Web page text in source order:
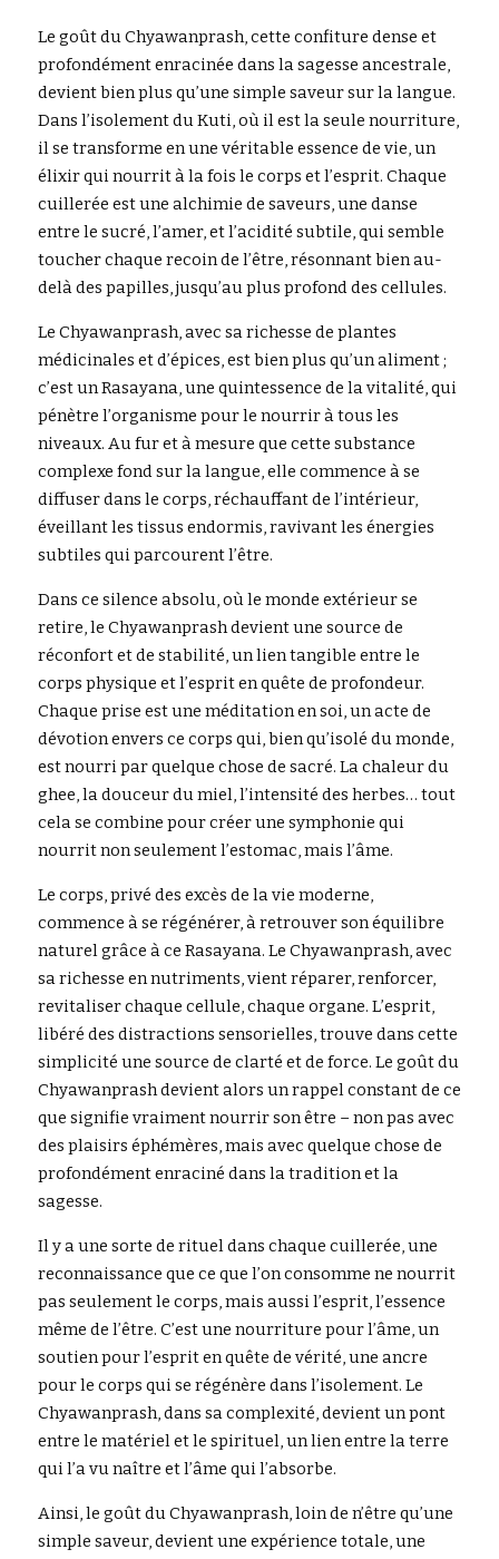
Le goût du Chyawanprash, cette confiture dense et
profondément enracinée dans la sagesse ancestrale,
devient bien plus qu’une simple saveur sur la langue.
Dans l’isolement du Kuti, où il est la seule nourriture,
il se transforme en une véritable essence de vie, un
élixir qui nourrit à la fois le corps et l’esprit. Chaque
cuillerée est une alchimie de saveurs, une danse
entre le sucré, l’amer, et l’acidité subtile, qui semble
toucher chaque recoin de l’être, résonnant bien au-
delà des papilles, jusqu’au plus profond des cellules.
Le Chyawanprash, avec sa richesse de plantes
médicinales et d’épices, est bien plus qu’un aliment ;
c’est un Rasayana, une quintessence de la vitalité, qui
pénètre l’organisme pour le nourrir à tous les
niveaux. Au fur et à mesure que cette substance
complexe fond sur la langue, elle commence à se
diffuser dans le corps, réchauffant de l’intérieur,
éveillant les tissus endormis, ravivant les énergies
subtiles qui parcourent l’être.
Dans ce silence absolu, où le monde extérieur se
retire, le Chyawanprash devient une source de
réconfort et de stabilité, un lien tangible entre le
corps physique et l’esprit en quête de profondeur.
Chaque prise est une méditation en soi, un acte de
dévotion envers ce corps qui, bien qu’isolé du monde,
est nourri par quelque chose de sacré. La chaleur du
ghee, la douceur du miel, l’intensité des herbes… tout
cela se combine pour créer une symphonie qui
nourrit non seulement l’estomac, mais l’âme.
Le corps, privé des excès de la vie moderne,
commence à se régénérer, à retrouver son équilibre
naturel grâce à ce Rasayana. Le Chyawanprash, avec
sa richesse en nutriments, vient réparer, renforcer,
revitaliser chaque cellule, chaque organe. L’esprit,
libéré des distractions sensorielles, trouve dans cette
simplicité une source de clarté et de force. Le goût du
Chyawanprash devient alors un rappel constant de ce
que signifie vraiment nourrir son être – non pas avec
des plaisirs éphémères, mais avec quelque chose de
profondément enraciné dans la tradition et la
sagesse.
Il y a une sorte de rituel dans chaque cuillerée, une
reconnaissance que ce que l’on consomme ne nourrit
pas seulement le corps, mais aussi l’esprit, l’essence
même de l’être. C’est une nourriture pour l’âme, un
soutien pour l’esprit en quête de vérité, une ancre
pour le corps qui se régénère dans l’isolement. Le
Chyawanprash, dans sa complexité, devient un pont
entre le matériel et le spirituel, un lien entre la terre
qui l’a vu naître et l’âme qui l’absorbe.
Ainsi, le goût du Chyawanprash, loin de n’être qu’une
simple saveur, devient une expérience totale, une